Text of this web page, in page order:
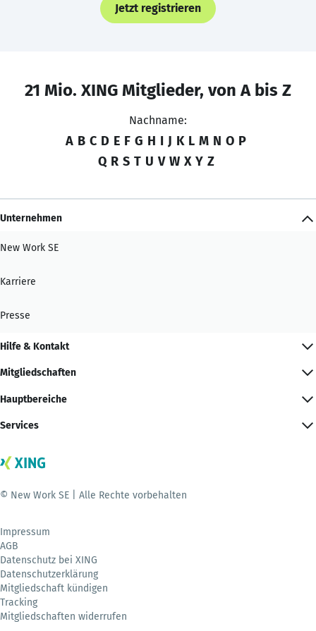
Jetzt registrieren
21 Mio. XING Mitglieder, von A bis Z
Nachname:
A B C D E F G H I J K L M N O P
Q R S T U V W X Y Z
Unternehmen
New Work SE
Karriere
Presse
Hilfe & Kontakt
Mitgliedschaften
Hauptbereiche
Services
© New Work SE | Alle Rechte vorbehalten
Impressum
AGB
Datenschutz bei XING
Datenschutzerklärung
Mitgliedschaft kündigen
Tracking
Mitgliedschaften widerrufen